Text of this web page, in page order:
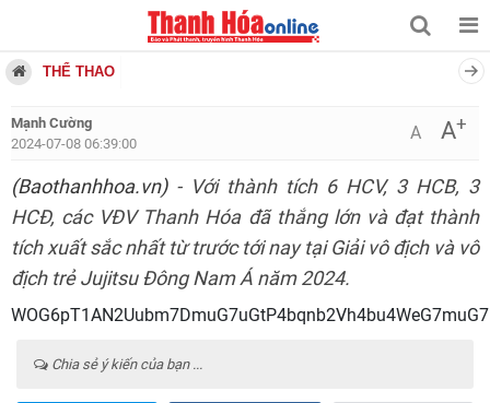
THỂ THAO
Mạnh Cường
2024-07-08 06:39:00
A A+
(Baothanhhoa.vn)- Với thành tích 6 HCV, 3 HCB, 3
HCĐ, các VĐV Thanh Hóa đã thắng lớn và đạt thành
tích xuất sắc nhất từ trước tới nay tại Giải vô địch và vô
địch trẻ Jujitsu Đông Nam Á năm 2024.
Chia sẻ ý kiến của bạn ...